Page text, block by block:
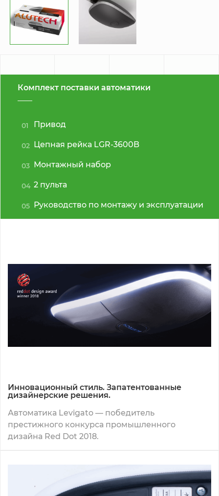
Инновационный стиль. Запатентованные
дизайнерские решения.
Автоматика Levigato — победитель
престижного конкурса промышленного
дизайна Red Dot 2018.
Комплект поставки автоматики
01 Привод
02 Цепная рейка LGR-3600B
03 Монтажный набор
04 2 пульта
05 Руководство по монтажу и эксплуатации